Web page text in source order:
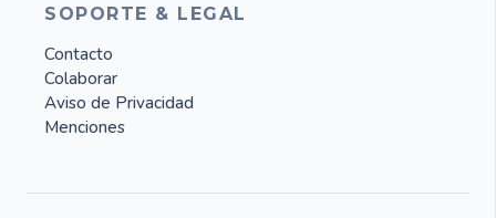
SOPORTE & LEGAL
Contacto
Colaborar
Aviso de Privacidad
Menciones